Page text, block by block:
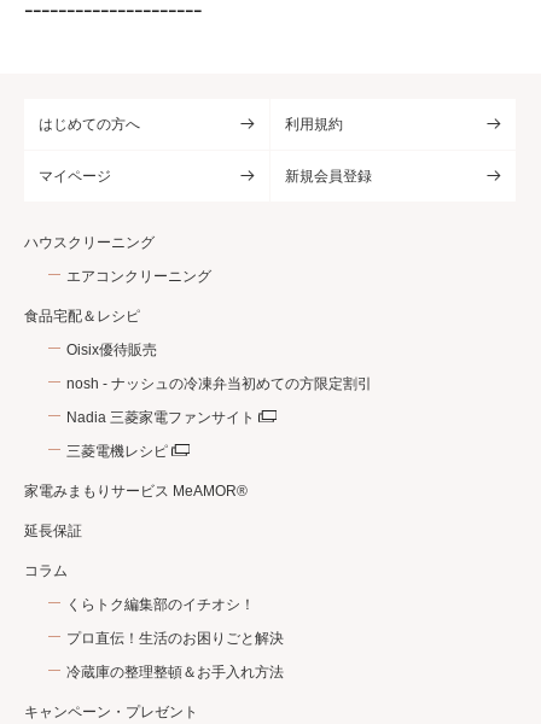
ｰｰｰｰｰｰｰｰｰｰｰｰｰｰｰｰｰｰｰｰｰ
はじめての方へ 利用規約
マイページ 新規会員登録
ハウスクリーニング
エアコンクリーニング
食品宅配＆レシピ
Oisix優待販売
nosh - ナッシュの冷凍弁当初めての方限定割引
Nadia 三菱家電ファンサイト
三菱電機レシピ
家電みまもりサービス MeAMOR®
延長保証
コラム
くらトク編集部のイチオシ！
プロ直伝！生活のお困りごと解決
冷蔵庫の整理整頓＆お手入れ方法
キャンペーン・プレゼント